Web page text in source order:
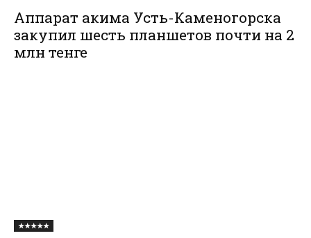
Аппарат акима Усть-Каменогорска
закупил шесть планшетов почти на 2
млн тенге
★★★★★